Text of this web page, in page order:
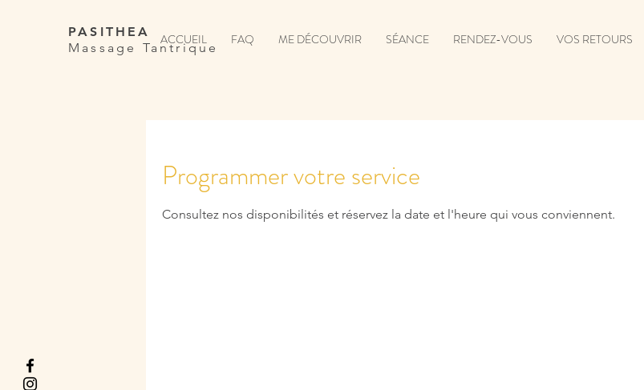
PASITHEA
Massage Tantrique
ACCUEIL FAQ ME DÉCOUVRIR SÉANCE RENDEZ-VOUS VOS RETOURS
Programmer votre service
Consultez nos disponibilités et réservez la date et l'heure qui vous conviennent.